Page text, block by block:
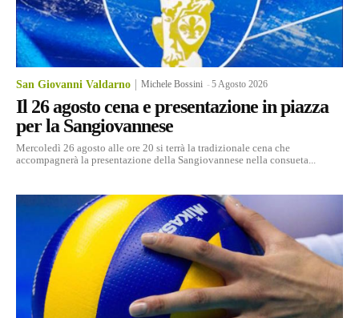
San Giovanni Valdarno Michele Bossini -5 Agosto 2026
Il 26 agosto cena e presentazione in piazza
per la Sangiovannese
Mercoledì 26 agosto alle ore 20 si terrà la tradizionale cena che
accompagnerà la presentazione della Sangiovannese nella consueta...